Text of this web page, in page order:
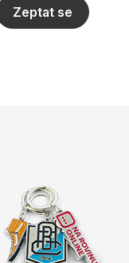
Zeptat se